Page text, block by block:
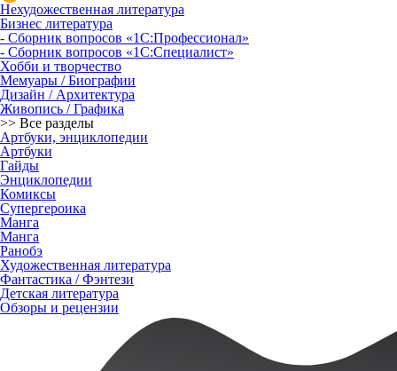
Нехудожественная литература
Бизнес литература
- Сборник вопросов «1С:Профессионал»
- Сборник вопросов «1С:Специалист»
Хобби и творчество
Мемуары / Биографии
Дизайн / Архитектура
Живопись / Графика
>> Все разделы
Артбуки, энциклопедии
Артбуки
Гайды
Энциклопедии
Комиксы
Супергероика
Манга
Манга
Ранобэ
Художественная литература
Фантастика / Фэнтези
Детская литература
Обзоры и рецензии